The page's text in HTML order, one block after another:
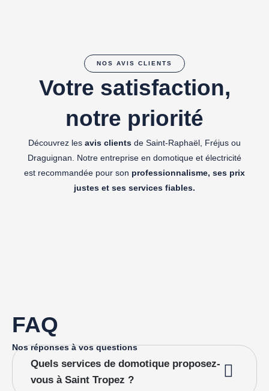
NOS AVIS CLIENTS
Votre satisfaction,
notre priorité
Découvrez les avis clients de Saint-Raphaël, Fréjus ou
Draguignan. Notre entreprise en domotique et électricité
est recommandée pour son professionnalisme, ses prix
justes et ses services fiables.
FAQ
Nos réponses à vos questions
Quels services de domotique proposez-
vous à Saint Tropez ?